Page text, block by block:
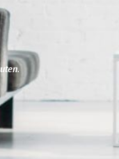
.